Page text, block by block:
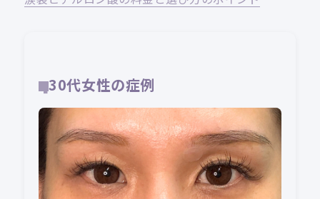
30代女性の症例